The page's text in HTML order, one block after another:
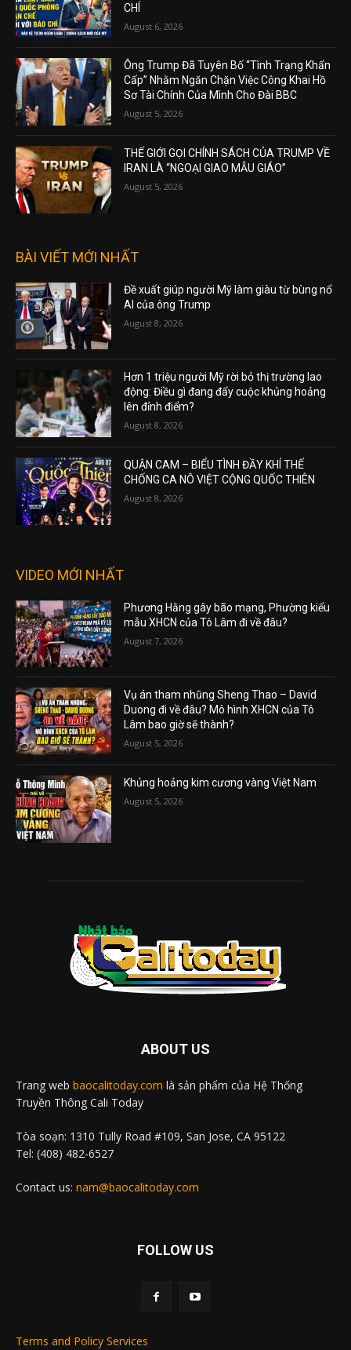
CHÍ
August 6, 2026
Ông Trump Đã Tuyên Bố “Tình Trạng Khẩn
Cấp” Nhằm Ngăn Chặn Việc Công Khai Hồ
Sơ Tài Chính Của Mình Cho Đài BBC
August 5, 2026
THẾ GIỚI GỌI CHÍNH SÁCH CỦA TRUMP VỀ
IRAN LÀ “NGOẠI GIAO MẪU GIÁO”
August 5, 2026
BÀI VIẾT MỚI NHẤT
Đề xuất giúp người Mỹ làm giàu từ bùng nổ
AI của ông Trump
August 8, 2026
Hơn 1 triệu người Mỹ rời bỏ thị trường lao
động: Điều gì đang đẩy cuộc khủng hoảng
lên đỉnh điểm?
August 8, 2026
QUẬN CAM – BIỂU TÌNH ĐẦY KHÍ THẾ
CHỐNG CA NÔ VIỆT CỘNG QUỐC THIÊN
August 8, 2026
VIDEO MỚI NHẤT
Phương Hằng gây bão mạng, Phường kiểu
mẫu XHCN của Tô Lâm đi về đâu?
August 7, 2026
Vụ án tham nhũng Sheng Thao – David
Duong đi về đâu? Mô hình XHCN của Tô
Lâm bao giờ sẽ thành?
August 5, 2026
Khủng hoảng kim cương vàng Việt Nam
August 5, 2026
ABOUT US
Trang web baocalitoday.com là sản phẩm của Hệ Thống
Truyền Thông Cali Today
Tòa soạn: 1310 Tully Road #109, San Jose, CA 95122
Tel: (408) 482-6527
Contact us: nam@baocalitoday.com
FOLLOW US
Terms and Policy Services